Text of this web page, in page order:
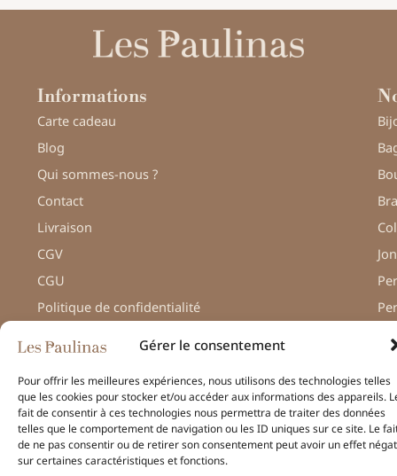
Gérer le consentement
Pour offrir les meilleures expériences, nous utilisons des technologies telles
que les cookies pour stocker et/ou accéder aux informations des appareils.
fait de consentir à ces technologies nous permettra de traiter des données
telles que le comportement de navigation ou les ID uniques sur ce site. Le
de ne pas consentir ou de retirer son consentement peut avoir un effet
sur certaines caractéristiques et fonctions.
Informations
Carte cadeau
Blog
Qui sommes-nous ?
Contact
Livraison
CGV
CGU
Politique de confidentialité
© Une réalisation H-TIC
– Les Paulinas –
Mentions légales